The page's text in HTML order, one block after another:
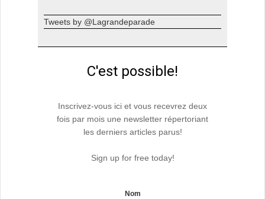
Tweets by @Lagrandeparade
C'est possible!
Inscrivez-vous ici et vous recevrez deux
fois par mois une newsletter répertoriant
les derniers articles parus!
Sign up for free today!
Nom